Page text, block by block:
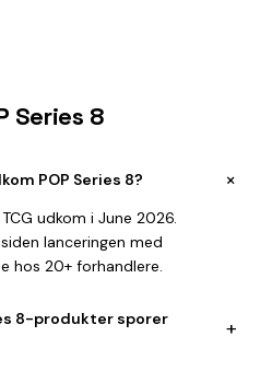
Series 8
POP Series 8? +
udkom i June 2026.
lanceringen med
hos 20+ forhandlere.
8-produkter sporer
+